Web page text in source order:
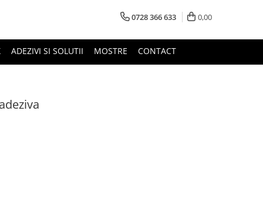
0728 366 633 0,00
ADEZIVI SI SOLUTII MOSTRE CONTACT